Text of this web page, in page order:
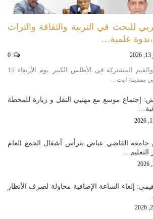
للبحث في التربية والثقافة والتراث
علمية…
بعنوان: الهوية الثقافية والقيم المشتركة في الأطلس الكبير يوم الأربعاء 15
إجتماع موسع مع مهنيي النقل و زيارة للمحطة
جامعة القاضي عياض يترأس أشغال الجمع العام
التعليم…
إلغاء الساعة الإضافية محاولة لصرف الأنظار